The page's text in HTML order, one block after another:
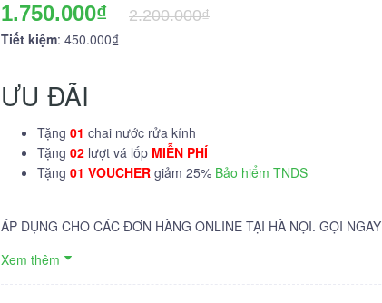
1.750.000₫
2.200.000₫
Tiết kiệm: 450.000₫
ƯU ĐÃI
Tặng 01 chai nước rửa kính
Tặng 02 lượt vá lốp MIỄN PHÍ
Tặng 01 VOUCHER giảm 25% Bảo hiểm TNDS
ÁP DỤNG CHO CÁC ĐƠN HÀNG ONLINE TẠI HÀ NỘI. GỌI NGAY
Xem thêm